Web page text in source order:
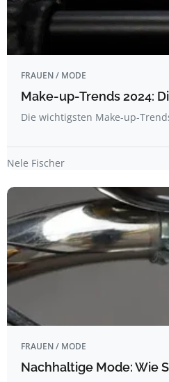
FRAUEN / MODE
Make-up-Trends 2024:
Die wichtigsten Make-up-
Nele Fischer
FRAUEN / MODE
Nachhaltige Mode: Wie